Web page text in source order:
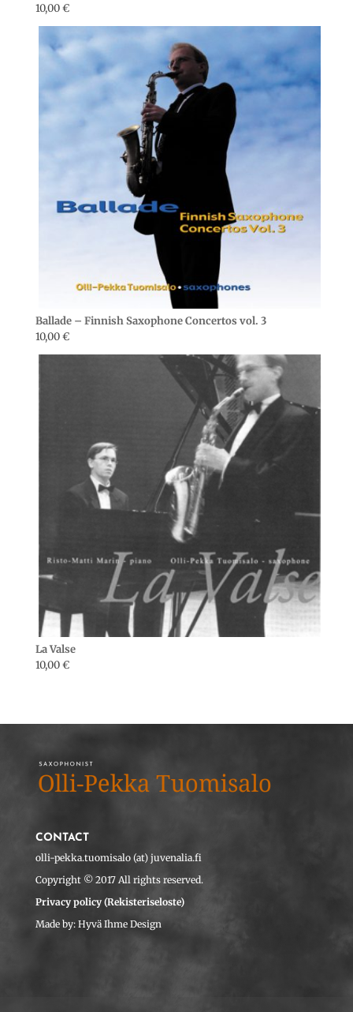
10,00€
Ballade – Finnish Saxophone Concertos vol. 3
10,00€
La Valse
10,00€
CONTACT
olli-pekka.tuomisalo (at) juvenalia.fi
Copyright © 2017 All rights reserved.
Privacy policy (Rekisteriseloste)
Made by: Hyvä Ihme Design